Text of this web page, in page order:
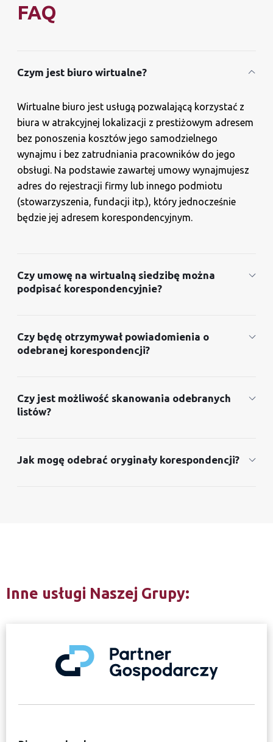
FAQ
Czym jest biuro wirtualne?
Wirtualne biuro jest usługą pozwalającą korzystać z
biura w atrakcyjnej lokalizacji z prestiżowym adresem
bez ponoszenia kosztów jego samodzielnego
wynajmu i bez zatrudniania pracowników do jego
obsługi. Na podstawie zawartej umowy wynajmujesz
adres do rejestracji firmy lub innego podmiotu
(stowarzyszenia, fundacji itp.), który jednocześnie
będzie jej adresem korespondencyjnym.
Czy umowę na wirtualną siedzibę można
podpisać korespondencyjnie?
Czy będę otrzymywał powiadomienia o
odebranej korespondencji?
Czy jest możliwość skanowania odebranych
listów?
Jak mogę odebrać oryginały korespondencji?
Inne usługi Naszej Grupy: